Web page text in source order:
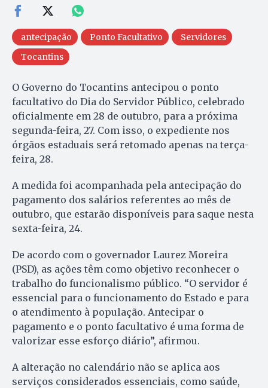
antecipação Ponto Facultativo
Servidores
Tocantins
O Governo do Tocantins antecipou o ponto
facultativo do Dia do Servidor Público, celebrado
oficialmente em 28 de outubro, para a próxima
segunda-feira, 27. Com isso, o expediente nos
órgãos estaduais será retomado apenas na terça-
feira, 28.
A medida foi acompanhada pela antecipação do
pagamento dos salários referentes ao mês de
outubro, que estarão disponíveis para saque nesta
sexta-feira, 24.
De acordo com o governador Laurez Moreira
(PSD), as ações têm como objetivo reconhecer o
trabalho do funcionalismo público. “O servidor é
essencial para o funcionamento do Estado e para
o atendimento à população. Antecipar o
pagamento e o ponto facultativo é uma forma de
valorizar esse esforço diário”, afirmou.
A alteração no calendário não se aplica aos
serviços considerados essenciais, como saúde,